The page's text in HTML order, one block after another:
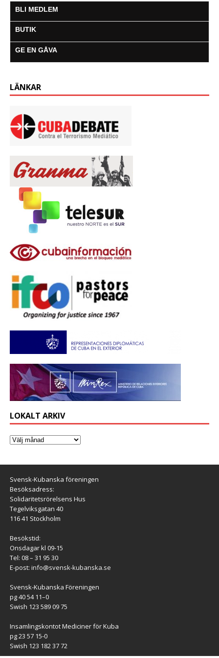
BLI MEDLEM
BUTIK
GE EN GÅVA
LÄNKAR
LOKALT ARKIV
Svensk-Kubanska föreningen
Besöksadress:
Solidaritetsrörelsens Hus
Tegelviksgatan 40
116 41 Stockholm
Besökstid:
Onsdagar kl 09-15
Tel: 08 – 31 95 30
E-post: info@svensk-kubanska.se
Svensk-Kubanska Föreningen
pg 40 54 11–0
Swish 123 589 09 75
Insamlingskontot Mediciner för Kuba
pg 23 57 15-0
Swish 123 182 37 72